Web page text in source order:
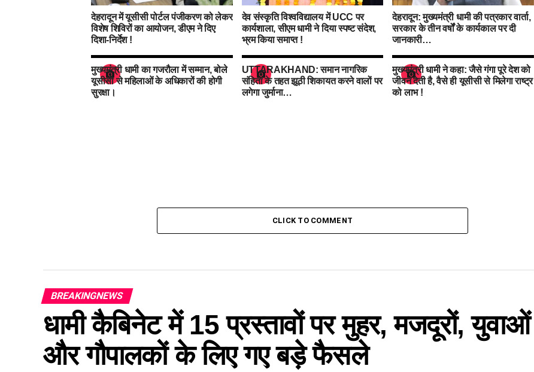
देहरादून में यूसीसी पोर्टल पंजीकरण को लेकर
विशेष शिविरों का आयोजन, डीएम ने दिए
दिशा-निर्देश !
देव संस्कृति विश्वविद्यालय में UCC पर
कार्यशाला, सीएम धामी ने दिया स्पष्ट संदेश,
भ्रम किया समाप्त !
देहरादून: मुख्यमंत्री धामी की पत्रकार वार्ता,
सरकार के तीन वर्षों के कार्यकाल पर दी
जानकारी…
मुख्यमंत्री धामी का गजरौला में सम्मान, बोले
यूसीसी से महिलाओं के अधिकारों की होगी
सुरक्षा।
UTTARAKHAND: समान नागरिक
संहिता के तहत झूठी शिकायत करने वालों पर
लगेगा जुर्माना…
मुख्यमंत्री धामी ने कहा: जैसे गंगा पूरे देश को
जीवन देती है, वैसे ही यूसीसी से मिलेगा राष्ट्र
को लाभ !
CLICK TO COMMENT
BREAKINGNEWS
धामी कैबिनेट में 15 प्रस्तावों पर मुहर, मजदूरों, युवाओं
और गौपालकों के लिए गए बड़े फैसले